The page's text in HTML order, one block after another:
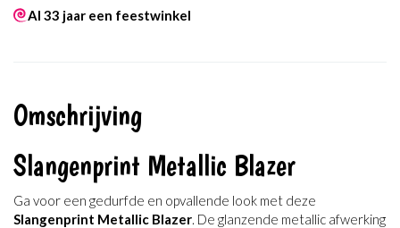
Al 33 jaar een feestwinkel
Omschrijving
Slangenprint Metallic Blazer
Ga voor een gedurfde en opvallende look met deze
Slangenprint Metallic Blazer . De glanzende metallic afwerking